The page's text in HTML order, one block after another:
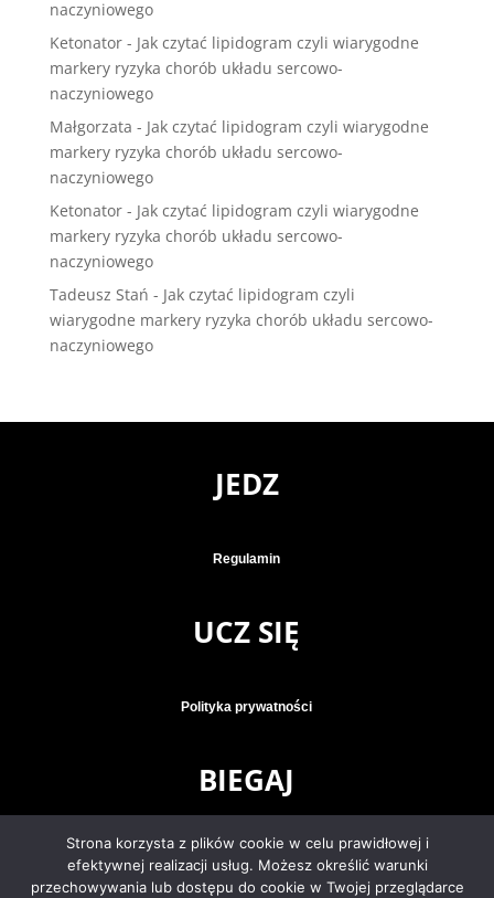
naczyniowego
Ketonator- Jak czytać lipidogram czyli wiarygodne
markery ryzyka chorób układu sercowo-
naczyniowego
Małgorzata - Jak czytać lipidogram czyli wiarygodne
markery ryzyka chorób układu sercowo-
naczyniowego
Ketonator- Jak czytać lipidogram czyli wiarygodne
markery ryzyka chorób układu sercowo-
naczyniowego
Tadeusz Stań - Jak czytać lipidogram czyli
wiarygodne markery ryzyka chorób układu sercowo-
naczyniowego
JEDZ
Regulamin
UCZ SIĘ
Polityka prywatności
BIEGAJ
Klauzula informacyjna
Strona korzysta z plików cookie w celu prawidłowej i
efektywnej realizacji usług. Możesz określić warunki
przechowywania lub dostępu do cookie w Twojej przeglądarce